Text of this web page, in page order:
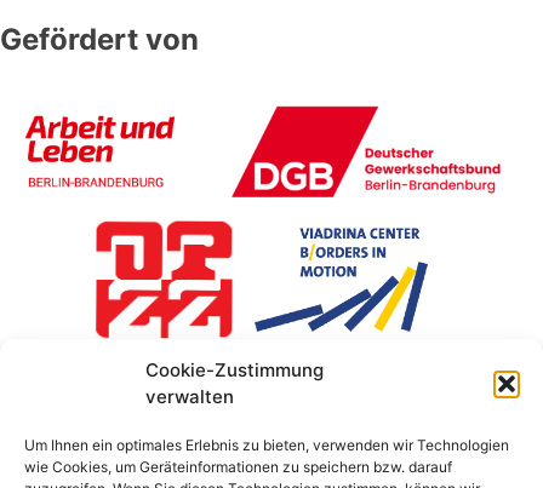
Cookie-Zustimmung
verwalten
Um Ihnen ein optimales Erlebnis zu bieten, verwenden wir Technologien
wie Cookies, um Geräteinformationen zu speichern bzw. darauf
Gefördert von